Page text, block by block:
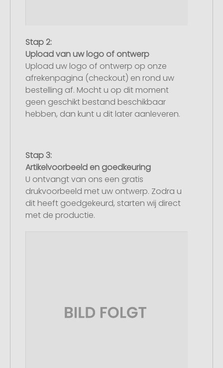
Stap 2:
Upload van uw logo of ontwerp
Upload uw logo of ontwerp op onze
afrekenpagina (checkout) en rond uw
bestelling af. Mocht u op dit moment
geen geschikt bestand beschikbaar
hebben, dan kunt u dit later aanleveren.
Stap 3:
Artikelvoorbeeld en goedkeuring
U ontvangt van ons een gratis
drukvoorbeeld met uw ontwerp. Zodra u
dit heeft goedgekeurd, starten wij direct
met de productie.